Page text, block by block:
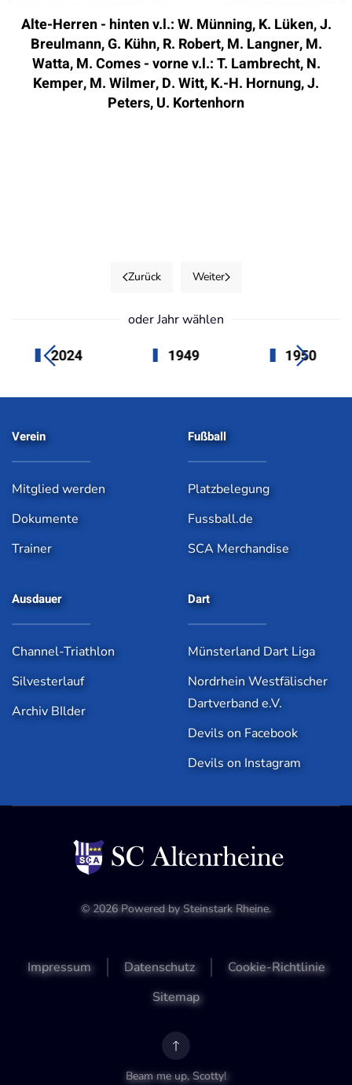
Alte-Herren - hinten v.l.: W. Münning, K. Lüken, J.
Breulmann, G. Kühn, R. Robert, M. Langner, M.
Watta, M. Comes - vorne v.l.: T. Lambrecht, N.
Kemper, M. Wilmer, D. Witt, K.-H. Hornung, J.
Peters, U. Kortenhorn
Zurück Weiter
oder Jahr wählen
1949 1950
2024
Verein
Mitglied werden
Dokumente
Trainer
Fußball
Platzbelegung
Fussball.de
SCA Merchandise
Ausdauer
Channel-Triathlon
Silvesterlauf
Archiv BIlder
Dart
Münsterland Dart Liga
Nordrhein Westfälischer
Dartverband e.V.
Devils on Facebook
Devils on Instagram
© 2026Powered bySteinstark Rheine.
Impressum Datenschutz
Cookie-Richtlinie
Sitemap
Beam me up, Scotty!